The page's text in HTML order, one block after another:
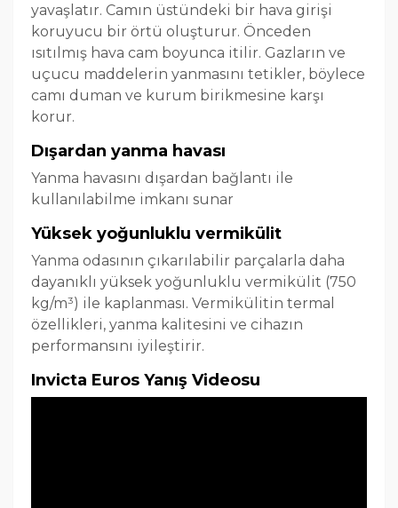
yavaşlatır. Camın üstündeki bir hava girişi
koruyucu bir örtü oluşturur. Önceden
ısıtılmış hava cam boyunca itilir. Gazların ve
uçucu maddelerin yanmasını tetikler, böylece
camı duman ve kurum birikmesine karşı
korur.
Dışardan yanma havası
Yanma havasını dışardan bağlantı ile
kullanılabilme imkanı sunar
Yüksek yoğunluklu vermikülit
Yanma odasının çıkarılabilir parçalarla daha
dayanıklı yüksek yoğunluklu vermikülit (750
kg/m³) ile kaplanması. Vermikülitin termal
özellikleri, yanma kalitesini ve cihazın
performansını iyileştirir.
Invicta Euros Yanış Videosu